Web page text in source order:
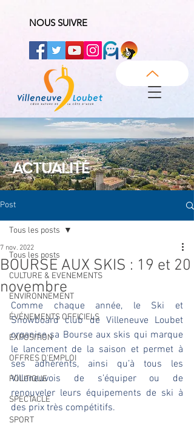
NOUS SUIVRE
ACTUALITÉ
Post
Tous les posts
CULTURE & EVENEMENTS
ENVIRONNEMENT
ÉVÉNEMENTS OFFICIELS
EXPOSITION
OFFRES D'EMPLOI
POLITIQUE
SPECTACLE
SPORT
Tous les posts
BOURSE AUX SKIS : 19 et 20
novembre
7 nov. 2022
Comme chaque année, le Ski et
Snowboard club de Villeneuve Loubet
organise sa Bourse aux skis qui marque
le lancement de la saison et permet à
ses adhérents, ainsi qu’à tous les
Villeneuvois de s’équiper ou de
renouveler leurs équipements de ski à
des prix très compétitifs.